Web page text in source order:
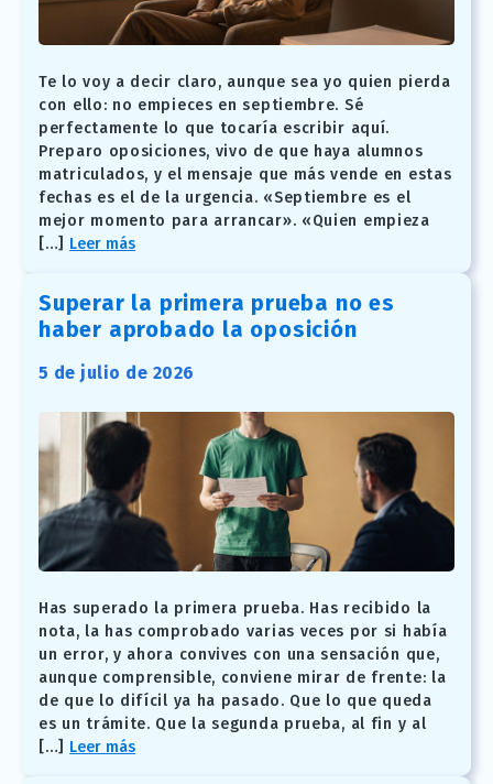
Te lo voy a decir claro, aunque sea yo quien pierda
con ello: no empieces en septiembre. Sé
perfectamente lo que tocaría escribir aquí.
Preparo oposiciones, vivo de que haya alumnos
matriculados, y el mensaje que más vende en estas
fechas es el de la urgencia. «Septiembre es el
mejor momento para arrancar». «Quien empieza
[…] Leer más
Superar la primera prueba no es
haber aprobado la oposición
5 de julio de 2026
Has superado la primera prueba. Has recibido la
nota, la has comprobado varias veces por si había
un error, y ahora convives con una sensación que,
aunque comprensible, conviene mirar de frente: la
de que lo difícil ya ha pasado. Que lo que queda
es un trámite. Que la segunda prueba, al fin y al
[…] Leer más